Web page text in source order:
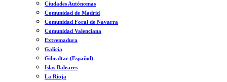
Ciudades Autónomas
Comunidad de Madrid
Comunidad Foral de Navarra
Comunidad Valenciana
Extremadura
Galicia
Gibraltar (Español)
Islas Baleares
La Rioja